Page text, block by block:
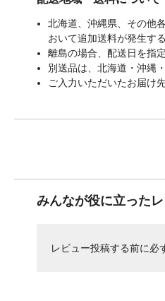
北海道、沖縄県、その他
おいて追加送料が発生す
離島の場合、配送日を指
別送品は、北海道・沖縄
ご入力いただいたお届け
みんなが役に立った
レビュー投稿する前に必